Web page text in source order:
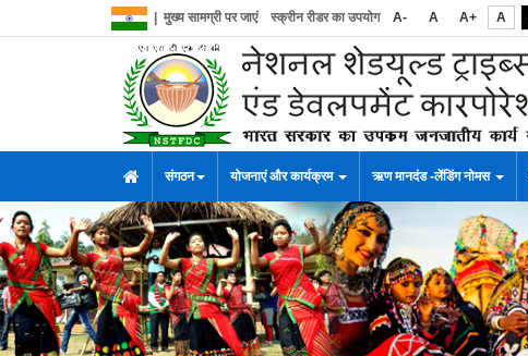
मुख्य सामग्री पर जाएं स्क्रीन रीडर का उपयोग A- A A+ A
संगठन योजनाएं और कार्यक्रम ऋण मानदंड -लेंडिंग नोमस